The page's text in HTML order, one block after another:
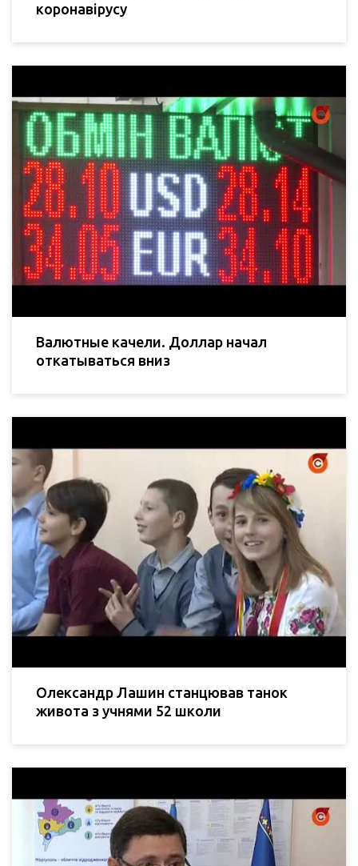
коронавірусу
Валютные качели. Доллар начал
откатываться вниз
Олександр Лашин станцював танок
живота з учнями 52 школи